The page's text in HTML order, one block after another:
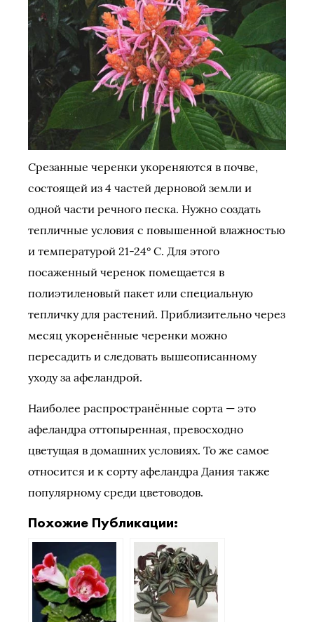
Срезанные черенки укореняются в почве,
состоящей из 4 частей дерновой земли и
одной части речного песка. Нужно создать
тепличные условия с повышенной влажностью
и температурой 21-24° С. Для этого
посаженный черенок помещается в
полиэтиленовый пакет или специальную
тепличку для растений. Приблизительно через
месяц укоренённые черенки можно
пересадить и следовать вышеописанному
уходу за афеландрой.
Наиболее распространённые сорта — это
афеландра оттопыренная, превосходно
цветущая в домашних условиях. То же самое
относится и к сорту афеландра Дания также
популярному среди цветоводов.
Похожие Публикации: